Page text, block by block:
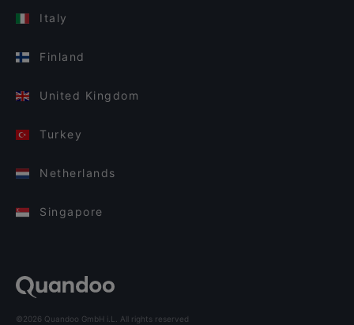
Italy
Finland
United Kingdom
Turkey
Netherlands
Singapore
©2026 Quandoo GmbH i.L. All rights reserved